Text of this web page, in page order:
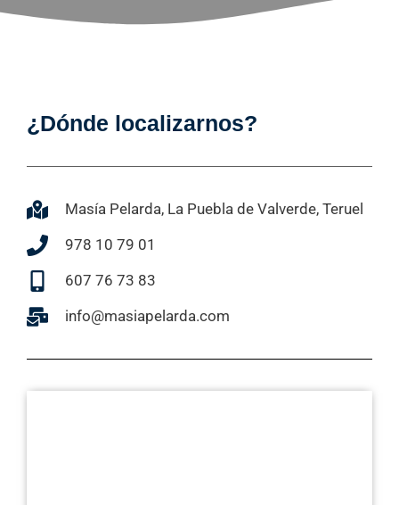
¿Dónde localizarnos?
Masía Pelarda, La Puebla de Valverde, Teruel
978 10 79 01
607 76 73 83
info@masiapelarda.com